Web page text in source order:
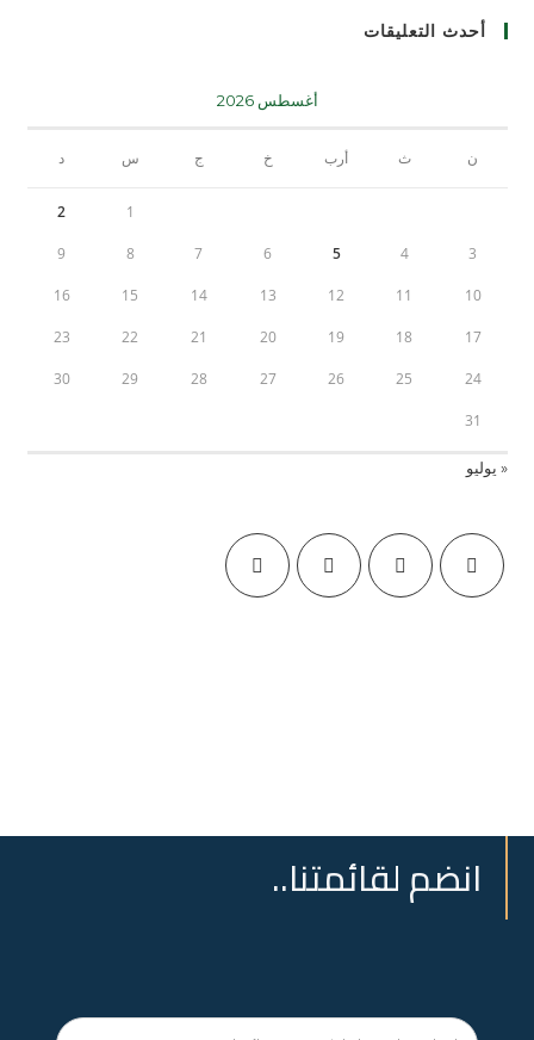
أحدث التعليقات
أغسطس 2026
ن ث أرب خ ج س د
1
2
3
4
5
6
7
8
9
10
11
12
13
14
15
16
17
18
19
20
21
22
23
24
25
26
27
28
29
30
31
« يوليو
انضم لقائمتنا..